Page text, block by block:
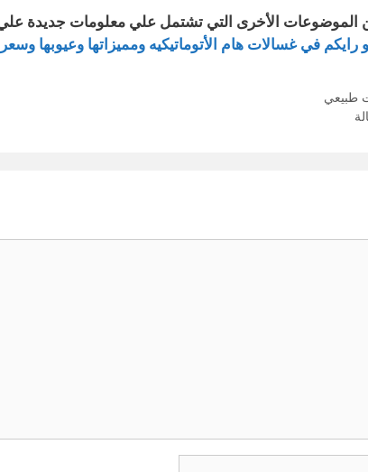
الموضوعات الأخرى التي تشتمل علي معلومات جديدة
رايكم في غسالات هام الأتوماتيكيه ومميزاتها وعيوبها
طبيعي